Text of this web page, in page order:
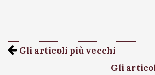
Gli articoli più vecchi
Gli